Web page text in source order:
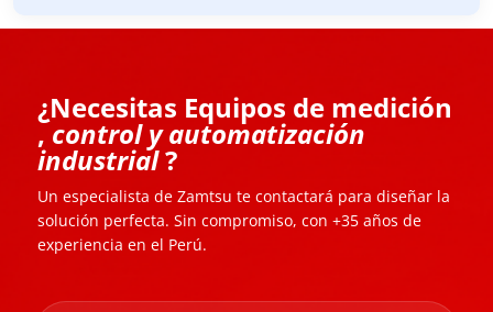
¿Necesitas Equipos de medición
,control y automatización
industrial?
Un especialista de Zamtsu te contactará para diseñar la
solución perfecta. Sin compromiso, con +35 años de
experiencia en el Perú.